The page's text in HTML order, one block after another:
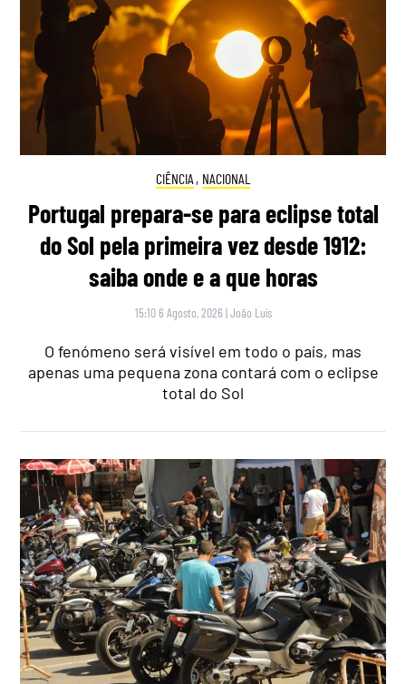
CIÊNCIA , NACIONAL
Portugal prepara-se para eclipse total
do Sol pela primeira vez desde 1912:
saiba onde e a que horas
15:10 6 Agosto, 2026 |João Luís
O fenómeno será visível em todo o país, mas
apenas uma pequena zona contará com o eclipse
total do Sol